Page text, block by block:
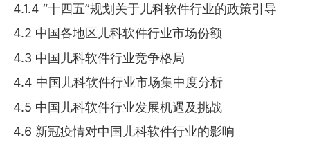
4.1.4 “十四五”规划关于儿科软件行业的政策引导
4.2 中国各地区儿科软件行业市场份额
4.3 中国儿科软件行业竞争格局
4.4 中国儿科软件行业市场集中度分析
4.5 中国儿科软件行业发展机遇及挑战
4.6 新冠疫情对中国儿科软件行业的影响